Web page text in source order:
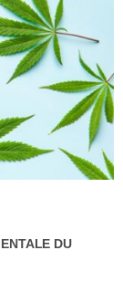
du